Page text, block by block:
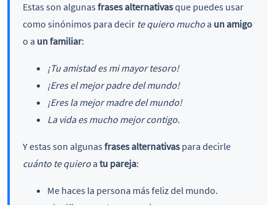
Estas son algunas frases alternativasque puedes usar
como sinónimos para decir te quiero muchoa un amigo
o a un familiar:
¡Tu amistad es mi mayor tesoro!
¡Eres el mejor padre del mundo!
¡Eres la mejor madre del mundo!
La vida es mucho mejor contigo.
Y estas son algunas frases alternativaspara decirle
cuánto te quieroa tu pareja:
Me haces la persona más feliz del mundo.